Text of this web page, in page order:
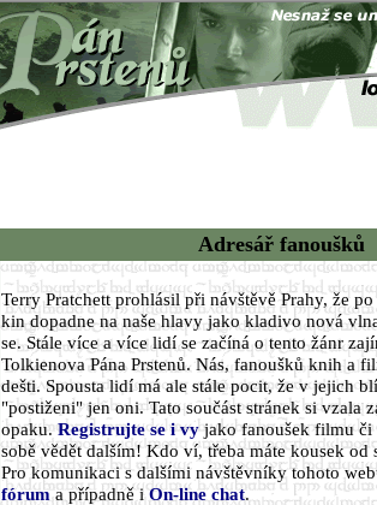
Adresář fanoušků
Terry Pratchett prohlásil při návštěvě Prahy, že
kin dopadne na naše hlavy jako kladivo nová
se. Stále více a více lidí se začíná o tento žánr
Tolkienova Pána Prstenů. Nás, fanoušků knih a
dešti. Spousta lidí má ale stále pocit, že v jejich
"postiženi" jen oni. Tato součást stránek si vzala
opaku.Registrujte se i vyjako fanoušek filmu či
sobě vědět dalším! Kdo ví, třeba máte kousek od
Pro komunikaci s dalšími návštěvníky tohoto
fóruma případně iOn-line chat.